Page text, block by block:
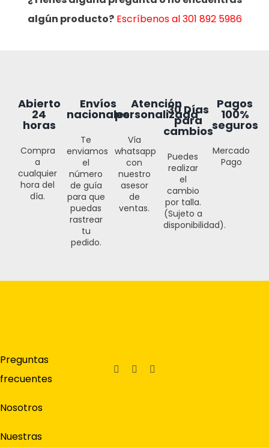
algún producto? Escríbenos al 301 892 5986
Abierto
24
horas
Compra
a
cualquier
hora del
día.
Envíos
nacionales
Te
enviamos
el
número
de guía
para que
puedas
rastrear
tu
pedido.
Atención
personalizada
Vía
whatsapp
con
nuestro
asesor
de
ventas.
30 Días
para
cambios
Puedes
realizar
el
cambio
por talla.
(Sujeto a
disponibilidad).
Pagos
100%
seguros
Mercado
Pago
Preguntas
frecuentes
Nosotros
Nuestras